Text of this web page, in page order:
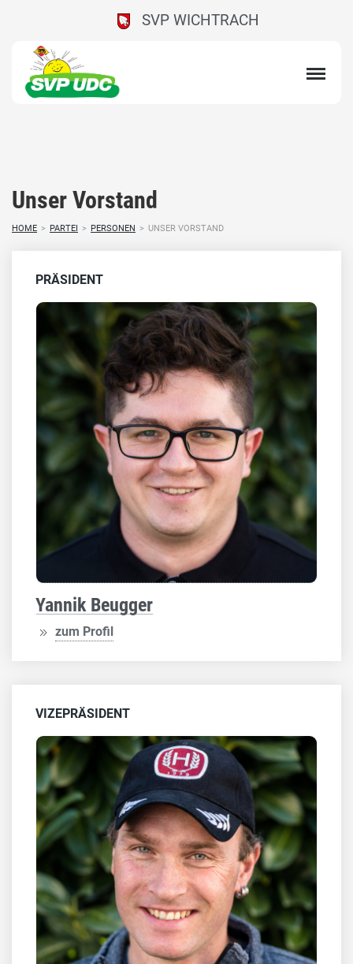
SVP WICHTRACH
Unser Vorstand
HOME > PARTEI > PERSONEN > UNSER VORSTAND
PRÄSIDENT
Yannik Beugger
zum Profil
VIZEPRÄSIDENT